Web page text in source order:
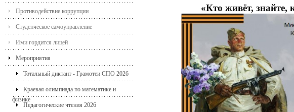
Противодействие коррупции
Студенческое самоуправление
Ими гордится лицей
Мероприятия
Тотальный диктант - Грамотеи СПО 2026
Краевая олимпиада по математике и
физике
Педагогические чтения 2026
«Кто живёт, знайте,